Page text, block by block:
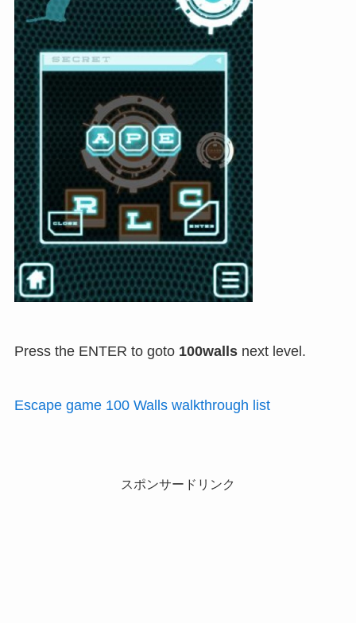
Press the ENTER to goto 100wallsnext level.
Escape game 100 Walls walkthrough list
スポンサードリンク